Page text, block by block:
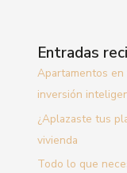
Entradas
Apartamentos
inversión
¿Aplazaste tus
vivienda
Todo lo que